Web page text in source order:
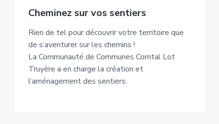
Cheminez sur vos sentiers
Rien de tel pour découvrir votre territoire que
de s’aventurer sur les chemins !
La Communauté de Communes Comtal Lot
Truyère a en charge la création et
l’aménagement des sentiers.